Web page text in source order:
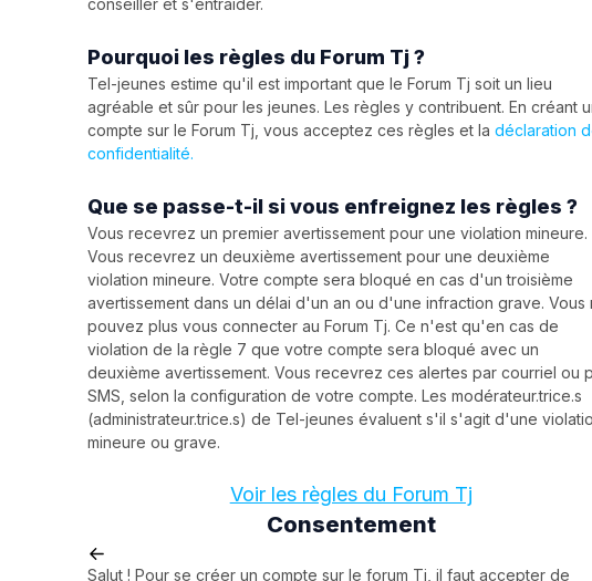
conseiller et s'entraider.
Pourquoi les règles du Forum Tj ?
Tel-jeunes estime qu'il est important que le Forum Tj soit un lieu
agréable et sûr pour les jeunes. Les règles y contribuent. En créant
compte sur le Forum Tj, vous acceptez ces règles et ladéclaration
confidentialité.
Que se passe-t-il si vous enfreignez les règles ?
Vous recevrez un premier avertissement pour une violation mineure.
Vous recevrez un deuxième avertissement pour une deuxième
violation mineure. Votre compte sera bloqué en cas d'un troisième
avertissement dans un délai d'un an ou d'une infraction grave. Vous
pouvez plus vous connecter au Forum Tj. Ce n'est qu'en cas de
violation de la règle 7 que votre compte sera bloqué avec un
deuxième avertissement. Vous recevrez ces alertes par courriel ou
SMS, selon la configuration de votre compte. Les modérateur.trice.s
(administrateur.trice.s) de Tel-jeunes évaluent s'il s'agit d'une
mineure ou grave.
Voir les règles du Forum Tj
Consentement
Salut ! Pour se créer un compte sur le forum Tj, il faut accepter de